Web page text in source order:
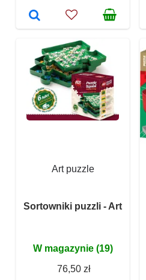
Art puzzle
Sortowniki puzzli - Art
W magazynie (19)
76,50 zł